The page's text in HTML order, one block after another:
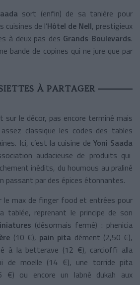
sort (enfin) de sa tanière pour
cuisines de l’Hôtel de Nell, prestigieux
à deux pas des Grands Boulevards.
bande de copines qui ne jure que par
À PARTAGER
sur le décor, pas encore terminé mais
classique les codes des tables
Ici, c’est la cuisine de Yoni Saada
audacieuse de produits qui
inédits, du houmous au praliné
passant par des épices étonnantes.
le max de finger food et entrées pour
tablée, reprenant le principe de son
(désormais fermé) : phenicia
(10 €), pain pita dément (2,50 €),
à la betterave (12 €), carcioffi alla
de moelle (14 €), une torride pita
€) ou encore un labné dukah aux